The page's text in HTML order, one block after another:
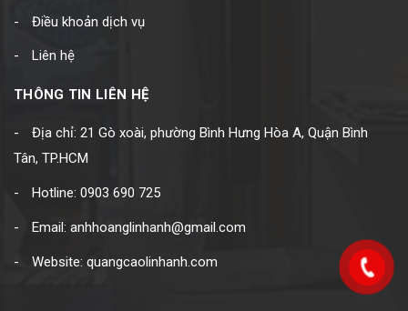
Điều khoản dịch vụ
Liên hệ
THÔNG TIN LIÊN HỆ
Địa chỉ: 21 Gò xoài, phường Bình Hưng Hòa A, Quận Bình
Tân, TP.HCM
Hotline: 0903 690 725
Email: anhhoanglinhanh@gmail.com
Website: quangcaolinhanh.com